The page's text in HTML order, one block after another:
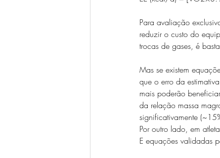
Para avaliação
reduzir o custo do
trocas de gases, é
Mas se existem
que o erro da
mais poderão
da relação massa
significativamente
Por outro lado, em
E equações validadas